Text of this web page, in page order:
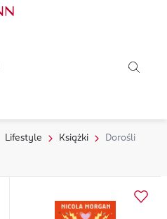
Lifestyle Książki Dorośli